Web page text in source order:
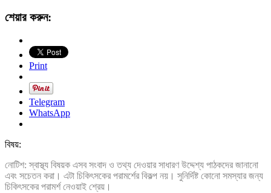
শেয়ার করুন:
Print
Telegram
WhatsApp
বিষয়:
নোটিশ: স্বাস্থ্য বিষয়ক এসব সংবাদ ও তথ্য দেওয়ার সাধারণ উদ্দেশ্য পাঠকদের জানানো
এবং সচেতন করা। এটা চিকিৎসকের পরামর্শের বিকল্প নয়। সুনির্দিষ্ট কোনো সমস্যার জন্য
চিকিৎসকের পরামর্শ নেওয়াই শ্রেয়।